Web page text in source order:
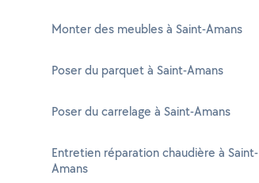
Monter des meubles à Saint-Amans
Poser du parquet à Saint-Amans
Poser du carrelage à Saint-Amans
Entretien réparation chaudière à Saint-
Amans